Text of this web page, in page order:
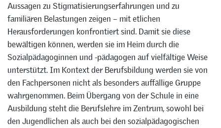
Aussagen zu Stigmatisierungserfahrungen und zu
familiären Belastungen zeigen – mit etlichen
Herausforderungen konfrontiert sind. Damit sie diese
bewältigen können, werden sie im Heim durch die
Sozialpädagoginnen und -pädagogen auf vielfältige Weise
unterstützt. Im Kontext der Berufsbildung werden sie von
den Fachpersonen nicht als besonders auffällige Gruppe
wahrgenommen. Beim Übergang von der Schule in eine
Ausbildung steht die Berufslehre im Zentrum, sowohl bei
den Jugendlichen als auch bei den sozialpädagogischen